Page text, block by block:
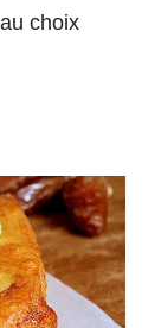
choix